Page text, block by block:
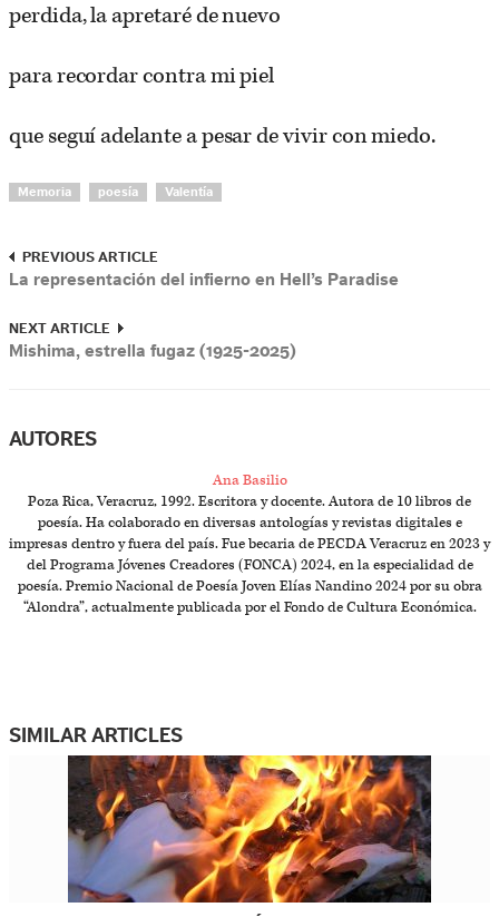
perdida, la apretaré de nuevo
para recordar contra mi piel
que seguí adelante a pesar de vivir con miedo.
Memoria poesía Valentía
PREVIOUS ARTICLE
La representación del infierno en Hell’s Paradise
NEXT ARTICLE
Mishima, estrella fugaz (1925-2025)
AUTORES
Ana Basilio
Poza Rica, Veracruz, 1992. Escritora y docente. Autora de 10 libros de
poesía. Ha colaborado en diversas antologías y revistas digitales e
impresas dentro y fuera del país. Fue becaria de PECDA Veracruz en 2023 y
del Programa Jóvenes Creadores (FONCA) 2024, en la especialidad de
poesía. Premio Nacional de Poesía Joven Elías Nandino 2024 por su obra
“Alondra”, actualmente publicada por el Fondo de Cultura Económica.
SIMILAR ARTICLES